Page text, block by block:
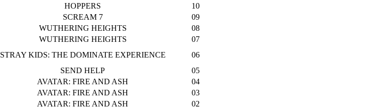
HOPPERS
10
SCREAM 7
09
WUTHERING HEIGHTS
08
WUTHERING HEIGHTS
07
STRAY KIDS: THE DOMINATE EXPERIENCE
06
SEND HELP
05
AVATAR: FIRE AND ASH
04
AVATAR: FIRE AND ASH
03
AVATAR: FIRE AND ASH
02